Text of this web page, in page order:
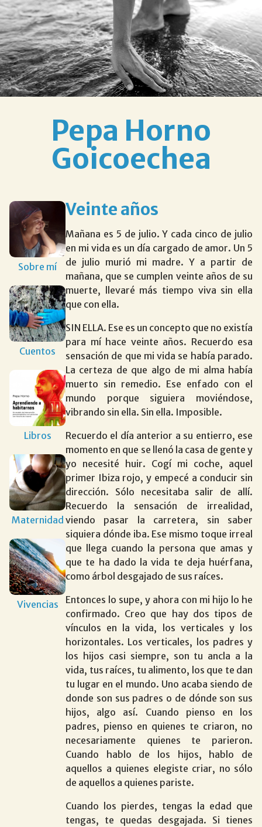
Pepa Horno
Goicoechea
Sobre mí
Cuentos
Libros
Maternidad
Vivencias
Veinte años
Mañana es 5 de julio. Y cada cinco de julio
en mi vida es un día cargado de amor. Un 5
de julio murió mi madre. Y a partir de
mañana, que se cumplen veinte años de su
muerte, llevaré más tiempo viva sin ella
que con ella.
SIN ELLA. Ese es un concepto que no existía
para mí hace veinte años. Recuerdo esa
sensación de que mi vida se había parado.
La certeza de que algo de mi alma había
muerto sin remedio. Ese enfado con el
mundo porque siguiera moviéndose,
vibrando sin ella. Sin ella. Imposible.
Recuerdo el día anterior a su entierro, ese
momento en que se llenó la casa de gente y
yo necesité huir. Cogí mi coche, aquel
primer Ibiza rojo, y empecé a conducir sin
dirección. Sólo necesitaba salir de allí.
Recuerdo la sensación de irrealidad,
viendo pasar la carretera, sin saber
siquiera dónde iba. Ese mismo toque irreal
que llega cuando la persona que amas y
que te ha dado la vida te deja huérfana,
como árbol desgajado de sus raíces.
Entonces lo supe, y ahora con mi hijo lo he
confirmado. Creo que hay dos tipos de
vínculos en la vida, los verticales y los
horizontales. Los verticales, los padres y
los hijos casi siempre, son tu ancla a la
vida, tus raíces, tu alimento, los que te dan
tu lugar en el mundo. Uno acaba siendo de
donde son sus padres o de dónde son sus
hijos, algo así. Cuando pienso en los
padres, pienso en quienes te criaron, no
necesariamente quienes te parieron.
Cuando hablo de los hijos, hablo de
aquellos a quienes elegiste criar, no sólo
de aquellos a quienes pariste.
Cuando los pierdes, tengas la edad que
tengas, te quedas desgajada. Si tienes